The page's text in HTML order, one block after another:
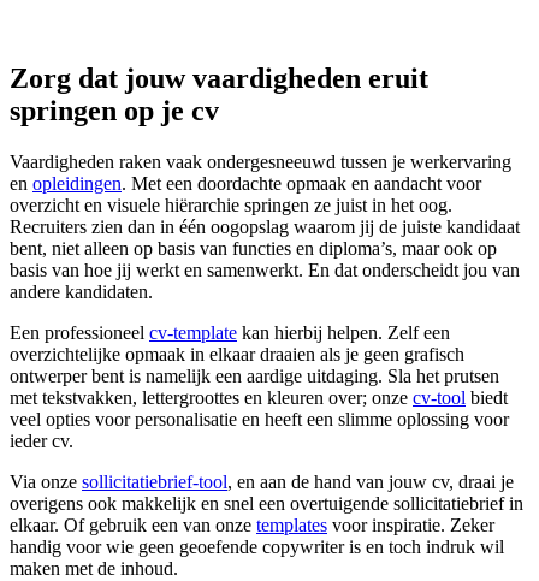
Zorg dat jouw vaardigheden eruit
springen op je cv
Vaardigheden raken vaak ondergesneeuwd tussen je werkervaring
en opleidingen. Met een doordachte opmaak en aandacht voor
overzicht en visuele hiërarchie springen ze juist in het oog.
Recruiters zien dan in één oogopslag waarom jij de juiste kandidaat
bent, niet alleen op basis van functies en diploma’s, maar ook op
basis van hoe jij werkt en samenwerkt. En dat onderscheidt jou van
andere kandidaten.
Een professioneel cv-template kan hierbij helpen. Zelf een
overzichtelijke opmaak in elkaar draaien als je geen grafisch
ontwerper bent is namelijk een aardige uitdaging. Sla het prutsen
met tekstvakken, lettergroottes en kleuren over; onze cv-tool biedt
veel opties voor personalisatie en heeft een slimme oplossing voor
ieder cv.
Via onze sollicitatiebrief-tool, en aan de hand van jouw cv, draai je
overigens ook makkelijk en snel een overtuigende sollicitatiebrief in
elkaar. Of gebruik een van onze templates voor inspiratie. Zeker
handig voor wie geen geoefende copywriter is en toch indruk wil
maken met de inhoud.